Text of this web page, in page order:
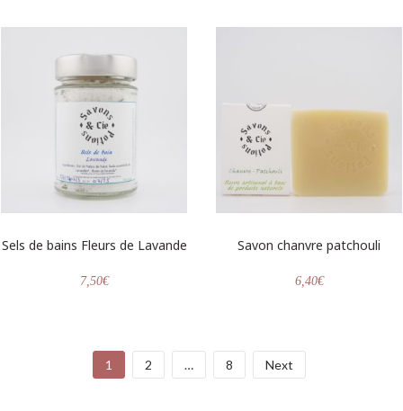
Sels de bains Fleurs de Lavande
7,50€
Savon chanvre patchouli
6,40€
1 2 … 8 Next